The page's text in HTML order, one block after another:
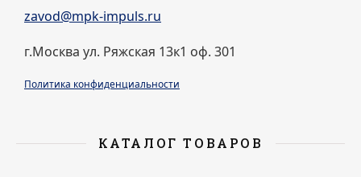
zavod@mpk-impuls.ru
г.Москва ул. Ряжская 13к1 оф. 301
Политика конфиденциальности
КАТАЛОГ ТОВАРОВ